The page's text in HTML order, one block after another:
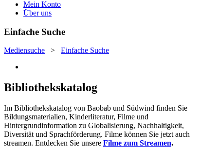
Mein Konto
Über uns
Einfache Suche
Mediensuche > Einfache Suche
Bibliothekskatalog
Im Bibliothekskatalog von Baobab und Südwind finden Sie
Bildungsmaterialien, Kinderliteratur, Filme und
Hintergrundinformation zu Globalisierung, Nachhaltigkeit,
Diversität und Sprachförderung. Filme können Sie jetzt auch
streamen. Entdecken Sie unsere Filme zum Streamen.